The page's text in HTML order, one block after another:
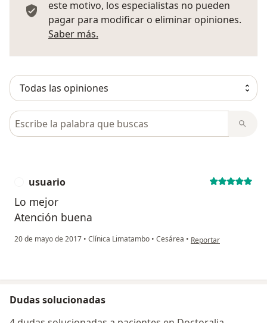
este motivo, los especialistas no pueden
pagar para modificar o eliminar opiniones.
Saber más.
Busca en opiniones
usuario
Lo mejor
Atención buena
20 de mayo de 2017 • Clínica Limatambo • Cesárea • en opinión del usuario
Reportar
Dudas solucionadas